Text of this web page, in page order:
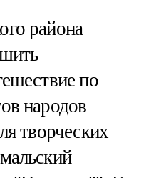
района
по
народов
творческих